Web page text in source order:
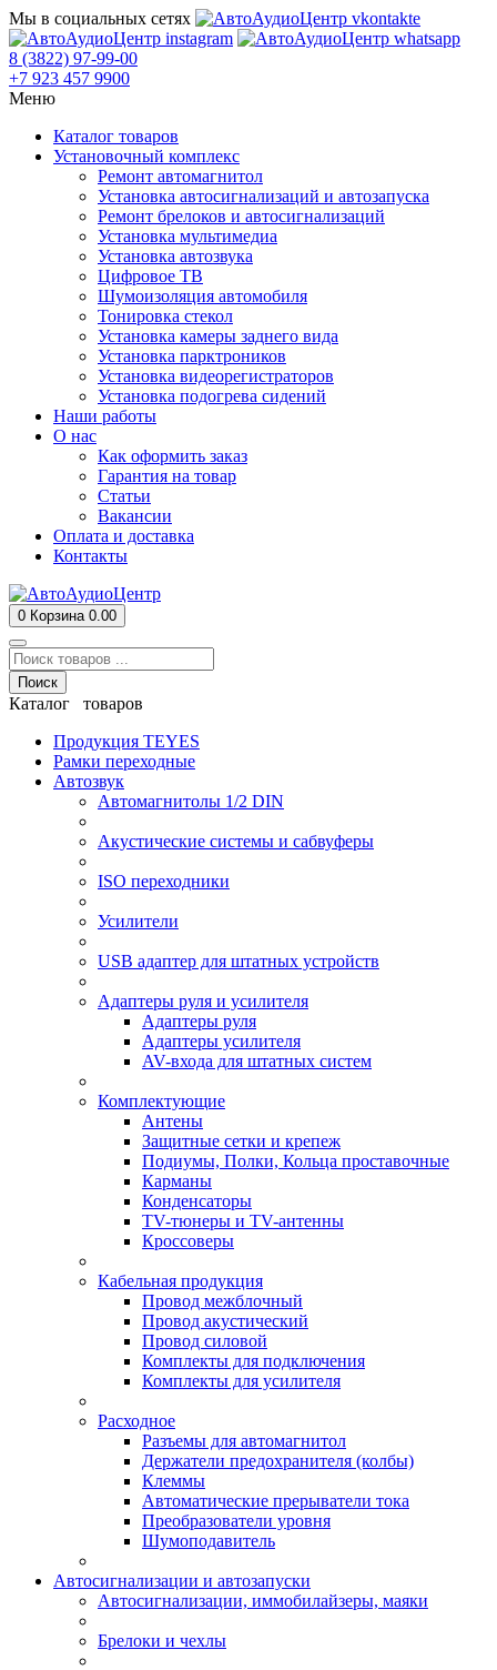
Мы в социальных сетях
8 (3822) 97-99-00
+7 923 457 9900
Меню
Каталог товаров
Установочный комплекс
Ремонт автомагнитол
Установка автосигнализаций и автозапуска
Ремонт брелоков и автосигнализаций
Установка мультимедиа
Установка автозвука
Цифровое ТВ
Шумоизоляция автомобиля
Тонировка стекол
Установка камеры заднего вида
Установка парктроников
Установка видеорегистраторов
Установка подогрева сидений
Наши работы
О нас
Как оформить заказ
Гарантия на товар
Статьи
Вакансии
Оплата и доставка
Контакты
0 Корзина 0.00
Поиск
Каталог товаров
Продукция TEYES
Рамки переходные
Автозвук
Автомагнитолы 1/2 DIN
Акустические системы и сабвуферы
ISO переходники
Усилители
USB адаптер для штатных устройств
Адаптеры руля и усилителя
Адаптеры руля
Адаптеры усилителя
AV-входа для штатных систем
Комплектующие
Антены
Защитные сетки и крепеж
Подиумы, Полки, Кольца проставочные
Карманы
Конденсаторы
TV-тюнеры и TV-антенны
Кроссоверы
Кабельная продукция
Провод межблочный
Провод акустический
Провод силовой
Комплекты для подключения
Комплекты для усилителя
Расходное
Разъемы для автомагнитол
Держатели предохранителя (колбы)
Клеммы
Автоматические прерыватели тока
Преобразователи уровня
Шумоподавитель
Автосигнализации и автозапуски
Автосигнализации, иммобилайзеры, маяки
Брелоки и чехлы